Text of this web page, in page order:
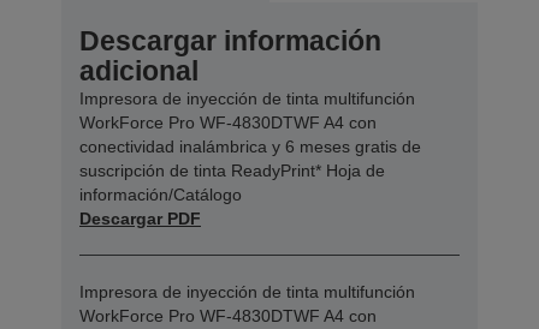
Descargar información
adicional
Impresora de inyección de tinta multifunción
WorkForce Pro WF-4830DTWF A4 con
conectividad inalámbrica y 6 meses gratis de
suscripción de tinta ReadyPrint* Hoja de
información/Catálogo
Descargar PDF
Impresora de inyección de tinta multifunción
WorkForce Pro WF-4830DTWF A4 con